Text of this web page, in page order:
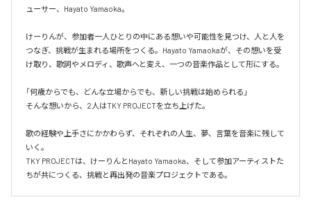
ューサー、Hayato Yamaoka。
けーりんが、参加者一人ひとりの中にある想いや可能性を見つけ、人と人を
つなぎ、挑戦が生まれる場所をつくる。Hayato Yamaokaが、その想いを受
け取り、歌詞やメロディ、歌声へと変え、一つの音楽作品として形にする。
「何歳からでも、どんな立場からでも、新しい挑戦は始められる」
そんな想いから、2人はTKY PROJECTを立ち上げた。
歌の経験や上手さにかかわらず、それぞれの人生、夢、言葉を音楽に残して
いく。
TKY PROJECTは、けーりんとHayato Yamaoka、そして参加アーティストた
ちが共につくる、挑戦と再出発の音楽プロジェクトである。